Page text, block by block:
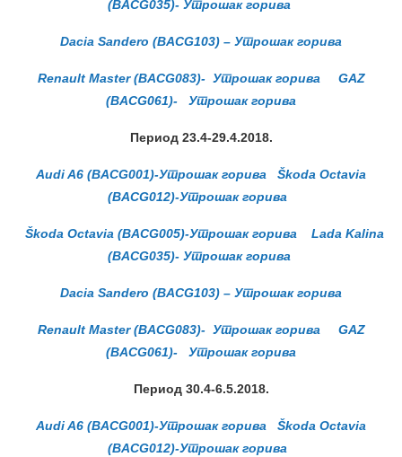
(BACG035)- Утрошак горива
Dacia Sandero (BACG103) – Утрошак горива
Renault Master (BACG083)- Утрошак горива
GAZ
(BACG061)- Утрошак горива
Период 23.4-29.4.2018.
Audi A6 (BACG001)-Утрошак горива
Škoda Octavia
(BACG012)-Утрошак горива
Škoda Octavia (BACG005)-Утрошак горива
Lada Kalina
(BACG035)- Утрошак горива
Dacia Sandero (BACG103) – Утрошак горива
Renault Master (BACG083)- Утрошак горива
GAZ
(BACG061)- Утрошак горива
Период 30.4-6.5.2018.
Audi A6 (BACG001)-Утрошак горива
Škoda Octavia
(BACG012)-Утрошак горива